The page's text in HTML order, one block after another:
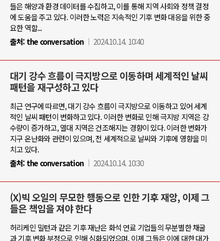
들은 해양과 환경 데이터를 수집하고, 이를 통해 지역 사회와 정책 결정
에 도움을 주고 있다. 이러한 노력은 지속적인 기후 변화 대응을 위한 중
요한 역할...
출처: the conversation 2024.10.14. 10:40
대기 강수 흐름이 극지방으로 이동하며 세계적인 날씨
패턴을 재구성하고 있다
최근 연구에 따르면, 대기 강수 흐름이 극지방으로 이동하고 있어 세계
적인 날씨 패턴이 변화하고 있다. 이러한 변화로 인해 극지방 지역은 강
수량이 증가하고, 열대 지역은 건조해지는 경향이 있다. 이러한 변화가
지구 온난화와 관련이 있으며, 전 세계적으로 날씨와 기후에 영향을 미
치고 있다.
출처: the conversation 2024.10.14. 10:30
(X)빅 오일의 무모한 행동으로 인한 기후 재앙, 이제 그
들은 책임을 져야 한다
허리케인 밀턴과 같은 기후 재난은 화석 연료 기업들의 무분별한 채굴
과 기후 변화 부정으로 인해 심화되었으며, 이제 그들은 이에 대한 대가